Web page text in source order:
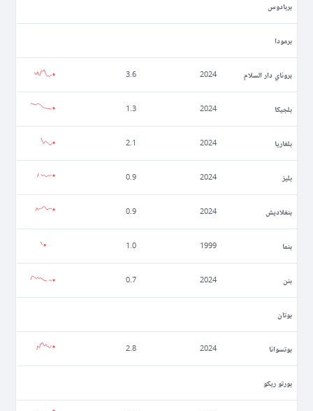
بربادوس
برمودا
بروناي دار السلام 2024
3.6
بلجيكا 2024
1.3
بلغاريا 2024
2.1
بليز 2024
0.9
بنغلاديش 2024
0.9
بنما 1999
1.0
بنن 2024
0.7
بوتان
بوتسوانا 2024
2.8
بورتو ريكو